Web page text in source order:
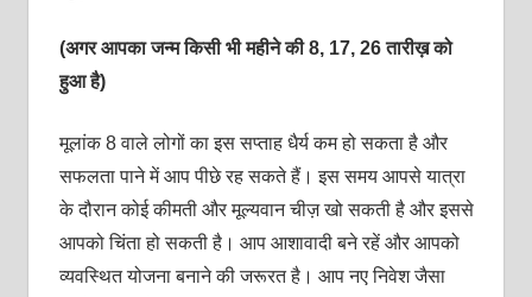
(अगर आपका जन्म किसी भी महीने की 8, 17, 26 तारीख़ को
हुआ है)
मूलांक 8 वाले लोगों का इस सप्‍ताह धैर्य कम हो सकता है और
सफलता पाने में आप पीछे रह सकते हैं। इस समय आपसे यात्रा
के दौरान कोई कीमती और मूल्‍यवान चीज़ खो सकती है और इससे
आपको चिंता हो सकती है। आप आशावादी बने रहें और आपको
व्‍यवस्थित योजना बनाने की जरूरत है। आप नए निवेश जैसा